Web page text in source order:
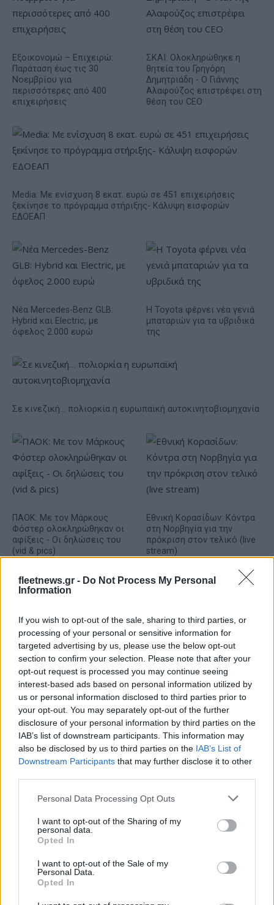
fleetnews.gr - Do Not Process My Personal
Information
If you wish to opt-out of the sale, sharing to third parties, or
processing of your personal or sensitive information for
targeted advertising by us, please use the below opt-out
section to confirm your selection. Please note that after your
opt-out request is processed you may continue seeing
interest-based ads based on personal information utilized by
us or personal information disclosed to third parties prior to
your opt-out. You may separately opt-out of the further
disclosure of your personal information by third parties on the
IAB’s list of downstream participants. This information may
also be disclosed by us to third parties on the IAB’s List of
Downstream Participants that may further disclose it to other
Please note that this website/app uses one or more Google
not limited to your visit or usage behaviour. You may click to
grant or deny consent to Google and its third-party tags to
use your data for below specified purposes in below Google
consent section.
Personal Data Processing Opt Outs
I want to opt-out of the Sharing of my
personal data.
Opted In
I want to opt-out of the Sale of my
Personal Data.
Opted In
Εξοικονομώ – Επιχειρώ:
Παράταση έως τις 30
Νοεμβρίου για
περισσότερες από 400
επιχειρήσεις
ΣΚΑΪ: Ολοκληρώθηκε η
θητεία του Γρηγόρη
Δημητριάδη - Ο Γιάννης
Αλαφούζος επιστρέφει στη
θέση του CEO
Media: Με ενίσχυση 8 εκατ. ευρώ σε 451 επιχειρήσεις
ξεκίνησε το πρόγραμμα στήριξης- Κάλυψη εισφορών
ΕΔΟΕΑΠ
Νέα Mercedes-Benz GLB:
Hybrid και Electric, με
όφελος 2.000 ευρώ
Η Toyota φέρνει νέα γενιά
μπαταριών για τα υβριδικά
της
Σε κινεζική… πολιορκία η ευρωπαϊκή αυτοκινητοβιομηχανία
ΠΑΟΚ: Με τον Μάρκους
Φόστερ ολοκληρώθηκαν οι
αφίξεις - Οι δηλώσεις του
(vid & pics)
Εθνική Κορασίδων: Κόντρα
στη Νορβηγία για την
πρόκριση στον τελικό (live
stream)
Ταχύτερα και αυστηρότερα: Το νέο ψηφιακό καθεστώς της
ΑΑΔΕ για τα ανασφάλιστα οχήματα
Όμιλος ΔΕΗ: Νέα συμφωνία
Πολωνία και Ουγγαρία
Τουρισμός για Όλους:
Kατάθεση αιτήσεων
τελευταίο ψηφίο του ΑΦΜ
Νέο Audi A2 e-tron με στόχο την κορυφή της
αποδοτικότητας